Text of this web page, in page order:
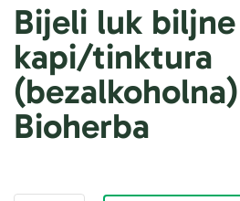
Bijeli luk biljne
kapi/tinktura
Bioherba